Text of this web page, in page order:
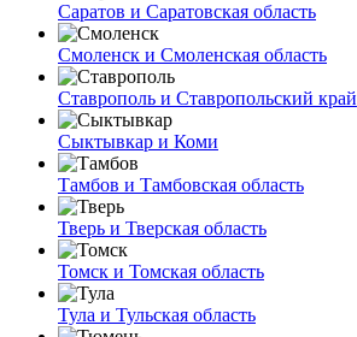
Саратов и Саратовская область
Смоленск и Смоленская область
Ставрополь и Ставропольский край
Сыктывкар и Коми
Тамбов и Тамбовская область
Тверь и Тверская область
Томск и Томская область
Тула и Тульская область